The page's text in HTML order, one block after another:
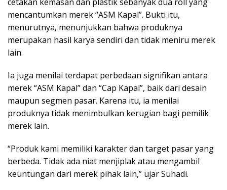
mencantumkan merek “ASM Kapal”. Bukti itu,
menurutnya, menunjukkan bahwa produknya
merupakan hasil karya sendiri dan tidak meniru merek
lain.
Ia juga menilai terdapat perbedaan signifikan antara
merek “ASM Kapal” dan “Cap Kapal”, baik dari desain
maupun segmen pasar. Karena itu, ia menilai
produknya tidak menimbulkan kerugian bagi pemilik
merek lain.
“Produk kami memiliki karakter dan target pasar yang
berbeda. Tidak ada niat menjiplak atau mengambil
keuntungan dari merek pihak lain,” ujar Suhadi.